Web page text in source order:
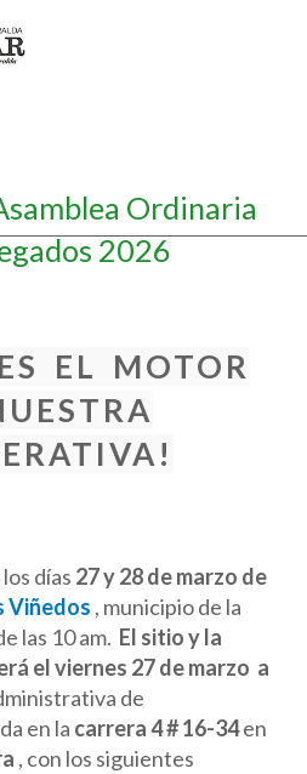
Ordinaria
2026
EL MOTOR
días 27 y 28 de marzo de
Viñedos , municipio de la
las 10 am. El sitio y la
el viernes 27 de marzo a
de
en la carrera 4 # 16-34en
, con los siguientes